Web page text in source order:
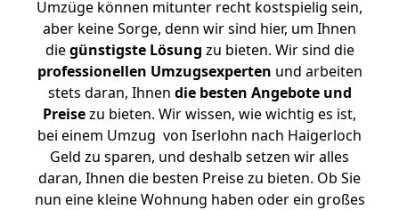
Umzüge können mitunter recht kostspielig sein,
aber keine Sorge, denn wir sind hier, um Ihnen
diegünstigste Lösung zu bieten. Wir sind die
professionellen Umzugsexperten und arbeiten
stets daran, Ihnen die besten Angebote und
Preisezu bieten. Wir wissen, wie wichtig es ist,
bei einem Umzug von Iserlohn nach Haigerloch
Geld zu sparen, und deshalb setzen wir alles
daran, Ihnen die besten Preise zu bieten. Ob Sie
nun eine kleine Wohnung haben oder ein großes